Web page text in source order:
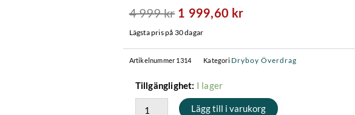
4 999kr Det
ursprungliga
var:
999 kr.
1 999,60 krDet
är:
Lägsta pris på 30 dagar
Artikelnummer 1314 Kategori Dryboy Överdrag
Tillgänglighet: I lager
Dryboy
-
Överdrag
Lägg till i varukorg